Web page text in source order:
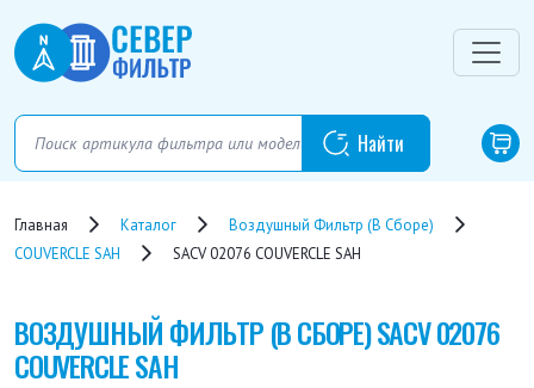
Главная Каталог
Воздушный Фильтр (в Сборе)
COUVERCLE SAH
SACV 02076 COUVERCLE SAH
ВОЗДУШНЫЙ ФИЛЬТР (В СБОРЕ)SACV 02076
COUVERCLE SAH